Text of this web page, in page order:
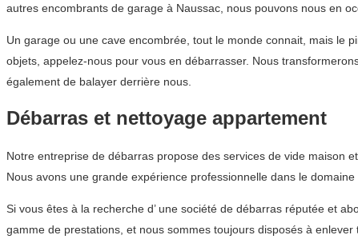
autres encombrants de garage à Naussac, nous pouvons nous en
Un garage ou une cave encombrée, tout le monde connait, mais le
objets, appelez-nous pour vous en débarrasser. Nous
également de balayer derrière nous.
Débarras et nettoyage appartement
Notre entreprise de débarras propose des services de vide maison
Nous avons une grande expérience professionnelle dans le
Si vous êtes à la recherche d’ une société de débarras réputée et
gamme de prestations, et nous sommes toujours disposés à